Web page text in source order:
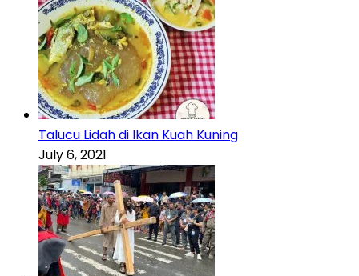
Talucu Lidah di Ikan Kuah Kuning
July 6, 2021